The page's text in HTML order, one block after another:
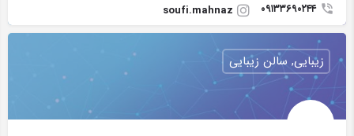
۰۹۱۳۳۶۹۰۲۴۴ soufi.mahnaz
زیبایی, سالن زیبایی